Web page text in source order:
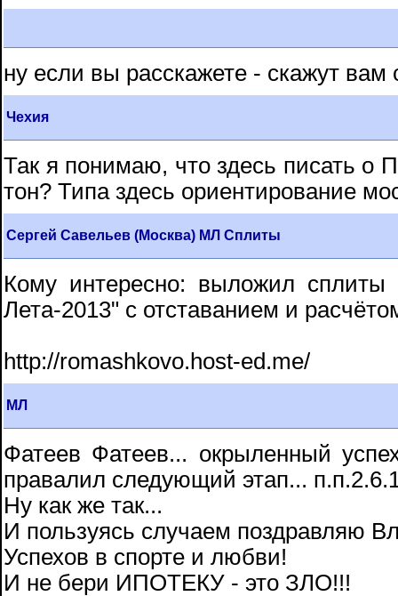
ну если вы расскажете - скажут вам
Чехия
Так я понимаю, что здесь писать о
тон? Типа здесь ориентирование
Сергей Савельев (Москва) МЛ Сплиты
Кому интересно: выложил сплиты
Лета-2013" с отставанием и
http://romashkovo.host-ed.me/
МЛ
Фатеев Фатеев... окрыленный
правалил следующий этап...
Ну как же так...
И пользуясь случаем поздравляю
Успехов в спорте и любви!
И не бери ИПОТЕКУ - это ЗЛО!!!